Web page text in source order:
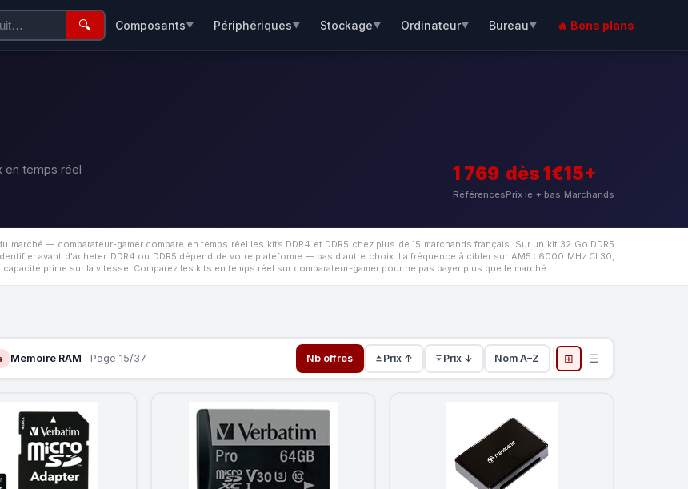
🔍 Composants▼ Périphériques▼ Stockage▼ Ordinateur▼ Bureau▼ 🔥 Bons plans
en temps réel
1 769
Références
dès 1€
Prix le + bas
15+
Marchands
— comparateur-gamer compare en temps réel les kits DDR4 et DDR5 chez plus de 15 marchands français. Sur un kit 32 Go DDR5
avant d'acheter. DDR4 ou DDR5 dépend de votre plateforme — pas d'autre choix. La fréquence à cibler sur AM5 : 6000 MHz CL30,
prime sur la vitesse. Comparez les kits en temps réel sur comparateur-gamer pour ne pas payer plus que le marché.
Memoire RAM · Page 15/37 Nb offres Prix ↑ Prix ↓ Nom A–Z ⊞ ☰